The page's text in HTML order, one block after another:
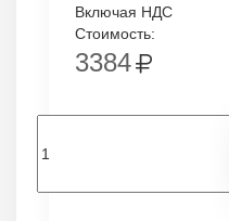
Включая НДС
Стоимость:
3384